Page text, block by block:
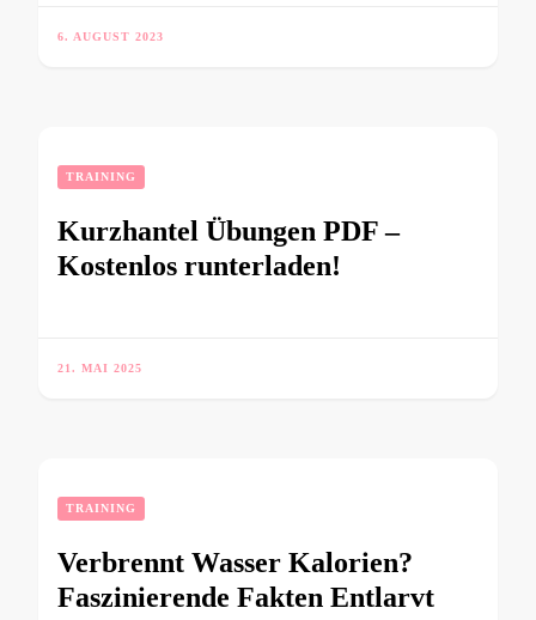
6. AUGUST 2023
TRAINING
Kurzhantel Übungen PDF –
Kostenlos runterladen!
21. MAI 2025
TRAINING
Verbrennt Wasser Kalorien?
Faszinierende Fakten Entlarvt